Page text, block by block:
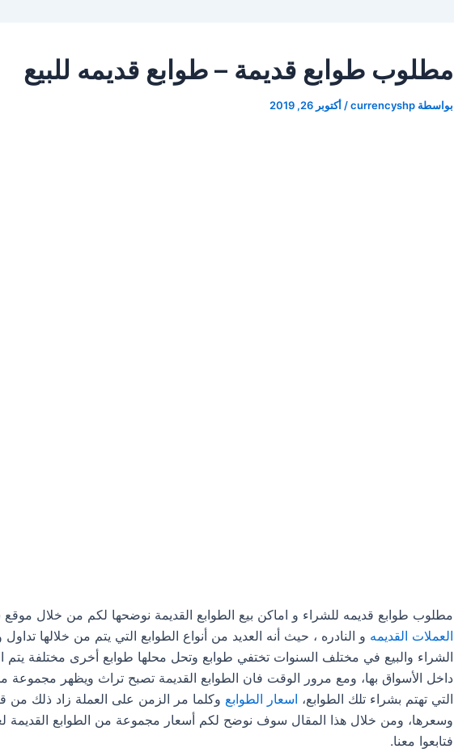
مطلوب طوابع قديمة – طوابع قديمه للبيع
بواسطة currencyshp
/ أكتوبر 26, 2019
مطلوب طوابع قديمه للشراء و اماكن بيع الطوابع القديمة نوضحها لكم من خلال
العملات القديمه و النادره ، حيث أنه العديد من أنواع الطوابع التي يتم من خلالها
الشراء والبيع في مختلف السنوات تختفي طوابع وتحل محلها طوابع أخرى مختلفة يتم
داخل الأسواق بها، ومع مرور الوقت فان الطوابع القديمة تصبح تراث ويظهر مجموعة
التي تهتم بشراء تلك الطوابع، اسعار الطوابع وكلما مر الزمن على العملة زاد ذلك من
فتابعوا معنا.